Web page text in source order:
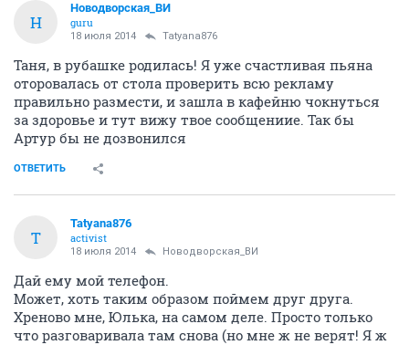
Н
Новодворcкая_ВИ
guru
18 июля 2014 Tatyana876
Таня, в рубашке родилась! Я уже счастливая пьяна
оторовалась от стола проверить всю рекламу
правильно размести, и зашла в кафейню чокнуться
за здоровье и тут вижу твое сообщениие. Так бы
Артур бы не дозвонился
ОТВЕТИТЬ
T
Tatyana876
activist
18 июля 2014 Новодворcкая_ВИ
Дай ему мой телефон.
Может, хоть таким образом поймем друг друга.
Хреново мне, Юлька, на самом деле. Просто только
что разговаривала там снова (но мне ж не верят! Я ж